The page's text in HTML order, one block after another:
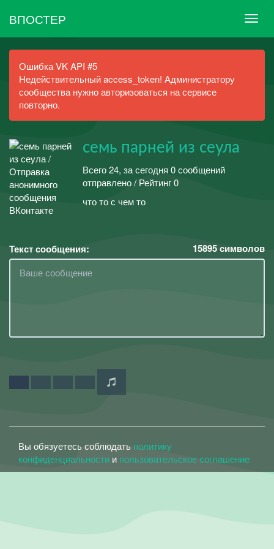
ВПОСТЕР
Ошибка VK API #5
Недействительный access_token! Администратору
сообщества нужно авторизоваться на сервисе
повторно.
семь парней из сеула
Всего 24, за сегодня 0 сообщений
отправлено / Рейтинг 0
что то с чем то
Текст сообщения: 15895символов
Вы обязуетесь соблюдать политику
конфиденциальности и пользовательское соглашение